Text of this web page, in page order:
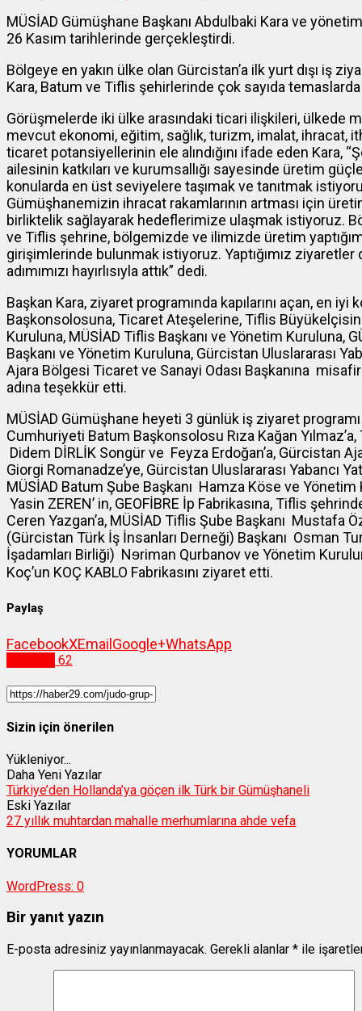
MÜSİAD Gümüşhane Başkanı Abdulbaki Kara ve
26 Kasım tarihlerinde gerçekleştirdi.
Bölgeye en yakın ülke olan Gürcistan’a ilk yurt dışı iş
Kara, Batum ve Tiflis şehirlerinde çok sayıda
Görüşmelerde iki ülke arasındaki ticari ilişkileri, ülkede
mevcut ekonomi, eğitim, sağlık, turizm, imalat, ihracat,
ticaret potansiyellerinin ele alındığını ifade eden Kara,
ailesinin katkıları ve kurumsallığı sayesinde üretim
konularda en üst seviyelere taşımak ve tanıtmak
Gümüşhanemizin ihracat rakamlarının artması için
birliktelik sağlayarak hedeflerimize ulaşmak istiyoruz.
ve Tiflis şehrine, bölgemizde ve ilimizde üretim
girişimlerinde bulunmak istiyoruz. Yaptığımız
adımımızı hayırlısıyla attık” dedi.
Başkan Kara, ziyaret programında kapılarını açan, en
Başkonsolosuna, Ticaret Ateşelerine, Tiflis
Kuruluna, MÜSİAD Tiflis Başkanı ve Yönetim Kuruluna,
Başkanı ve Yönetim Kuruluna, Gürcistan Uluslararası
Ajara Bölgesi Ticaret ve Sanayi Odası Başkanına
adına teşekkür etti.
MÜSİAD Gümüşhane heyeti 3 günlük iş ziyaret
Cumhuriyeti Batum Başkonsolosu Rıza Kağan
Didem DİRLİK Songür ve Feyza Erdoğan’a, Gürcistan
Giorgi Romanadze’ye, Gürcistan Uluslararası Yabancı
MÜSİAD Batum Şube Başkanı Hamza Köse ve
Yasin ZEREN’ in, GEOFİBRE İp Fabrikasına, Tiflis
Ceren Yazgan’a, MÜSİAD Tiflis Şube Başkanı Mustafa
(Gürcistan Türk İş İnsanları Derneği) Başkanı Osman
İşadamları Birliği) Nɘriman Qurbanov ve Yönetim
Koç’un KOÇ KABLO Fabrikasını ziyaret etti.
Paylaş
FacebookXEmail Google+WhatsApp
62
Sizin için önerilen
Yükleniyor...
Daha Yeni Yazılar
Türkiye’den Hollanda’ya göçen ilk Türk bir Gümüşhaneli
Eski Yazılar
27 yıllık muhtardan mahalle merhumlarına ahde vefa
YORUMLAR
WordPress: 0
Bir yanıt yazın
E-posta adresiniz yayınlanmayacak. Gerekli alanlar * ile